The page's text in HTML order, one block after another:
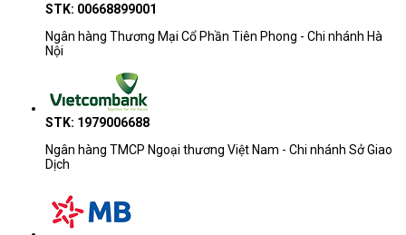
STK: 00668899001
Ngân hàng Thương Mại Cổ Phần Tiên Phong - Chi nhánh Hà
Nội
STK: 1979006688
Ngân hàng TMCP Ngoại thương Việt Nam - Chi nhánh Sở Giao
Dịch